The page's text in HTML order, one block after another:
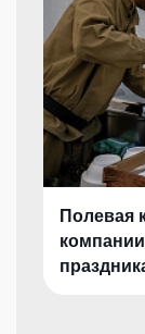
Полевая